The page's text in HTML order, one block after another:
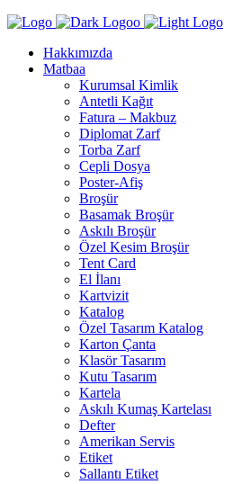
Hakkımızda
Matbaa
Kurumsal Kimlik
Antetli Kağıt
Fatura – Makbuz
Diplomat Zarf
Torba Zarf
Cepli Dosya
Poster-Afiş
Broşür
Basamak Broşür
Askılı Broşür
Özel Kesim Broşür
Tent Card
El İlanı
Kartvizit
Katalog
Özel Tasarım Katalog
Karton Çanta
Klasör Tasarım
Kutu Tasarım
Kartela
Askılı Kumaş Kartelası
Defter
Amerikan Servis
Etiket
Sallantı Etiket